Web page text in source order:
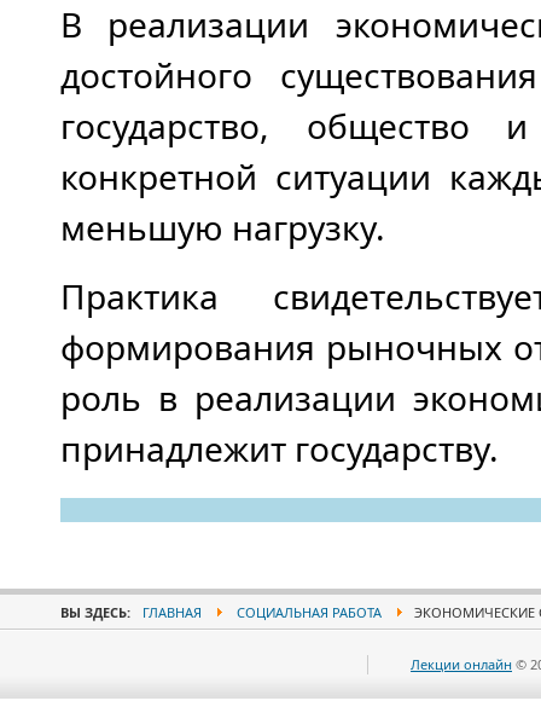
В реализации
достойного
государство,
конкретной ситуации
меньшую нагрузку.
Практика
формирования рыночных
роль в реализации
принадлежит государству.
ВЫ ЗДЕСЬ: ГЛАВНАЯ СОЦИАЛЬНАЯ РАБОТА ЭКОНОМИЧЕСКИЕ
Лекции онлайн ©